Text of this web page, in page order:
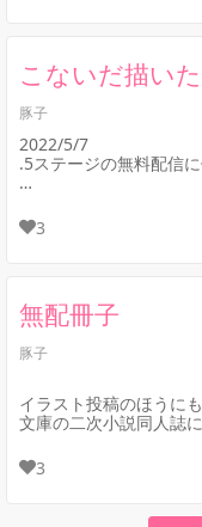
こないだ描い
豚子
2022/5/7
.5ステージの無料配信
***
3
無配冊子
豚子
イラスト投稿のほうに
文庫の二次小説同人誌
描いたイラストにごい
3